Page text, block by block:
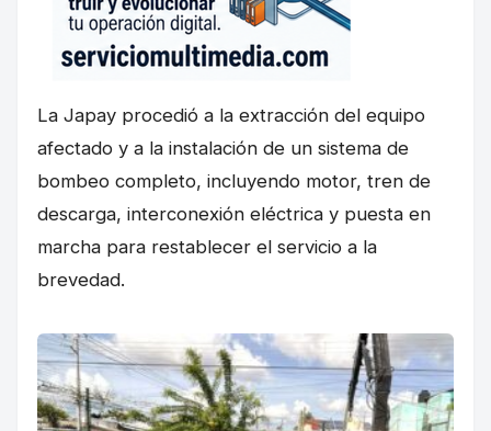
La Japay procedió a la extracción del equipo
afectado y a la instalación de un sistema de
bombeo completo, incluyendo motor, tren de
descarga, interconexión eléctrica y puesta en
marcha para restablecer el servicio a la
brevedad.